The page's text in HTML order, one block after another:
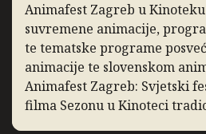
Animafest Zagreb u
suvremene animacije,
te tematske programe
animacije te slovenskom
Animafest Zagreb: Svjetski
filma Sezonu u Kinoteci